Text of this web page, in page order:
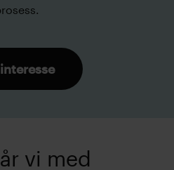
vi med